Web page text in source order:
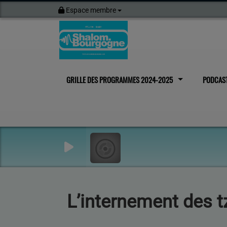
Espace membre
GRILLE DES PROGRAMMES 2024-2025
L’internement des